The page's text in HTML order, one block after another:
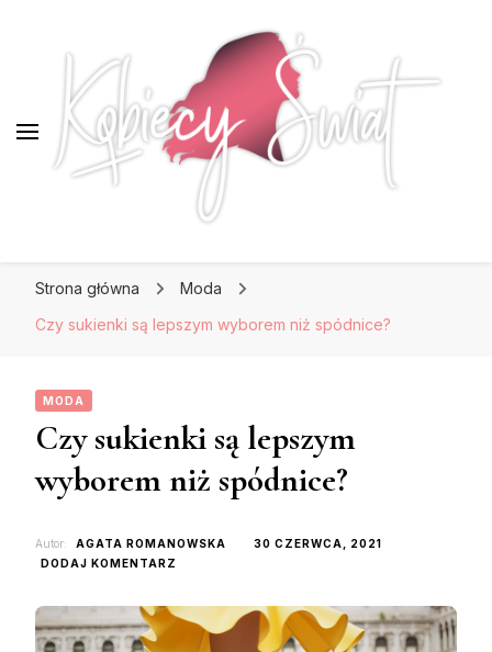
KobiecySwiat.pl
Prawdziwa strona dla Pań, które lubią być na
czasie z modą i najnowszymi trendami.
Strona główna
Moda
Czy sukienki są lepszym wyborem niż spódnice?
MODA
Czy sukienki są lepszym
wyborem niż spódnice?
Autor: AGATA ROMANOWSKA
30 CZERWCA, 2021
DODAJ KOMENTARZ
SĄ
LEPSZYM